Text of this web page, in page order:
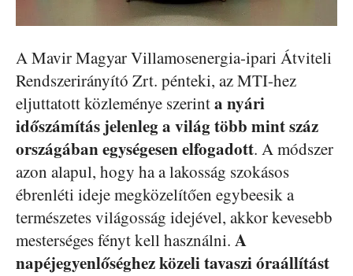
A Mavir Magyar Villamosenergia-ipari Átviteli
Rendszerirányító Zrt. pénteki, az MTI-hez
eljuttatott közleménye szerinta nyári
időszámítás jelenleg a világ több mint száz
országában egységesen elfogadott. A módszer
azon alapul, hogy ha a lakosság szokásos
ébrenléti ideje megközelítően egybeesik a
természetes világosság idejével, akkor kevesebb
mesterséges fényt kell használni. A
napéjegyenlőséghez közeli tavaszi óraállítást